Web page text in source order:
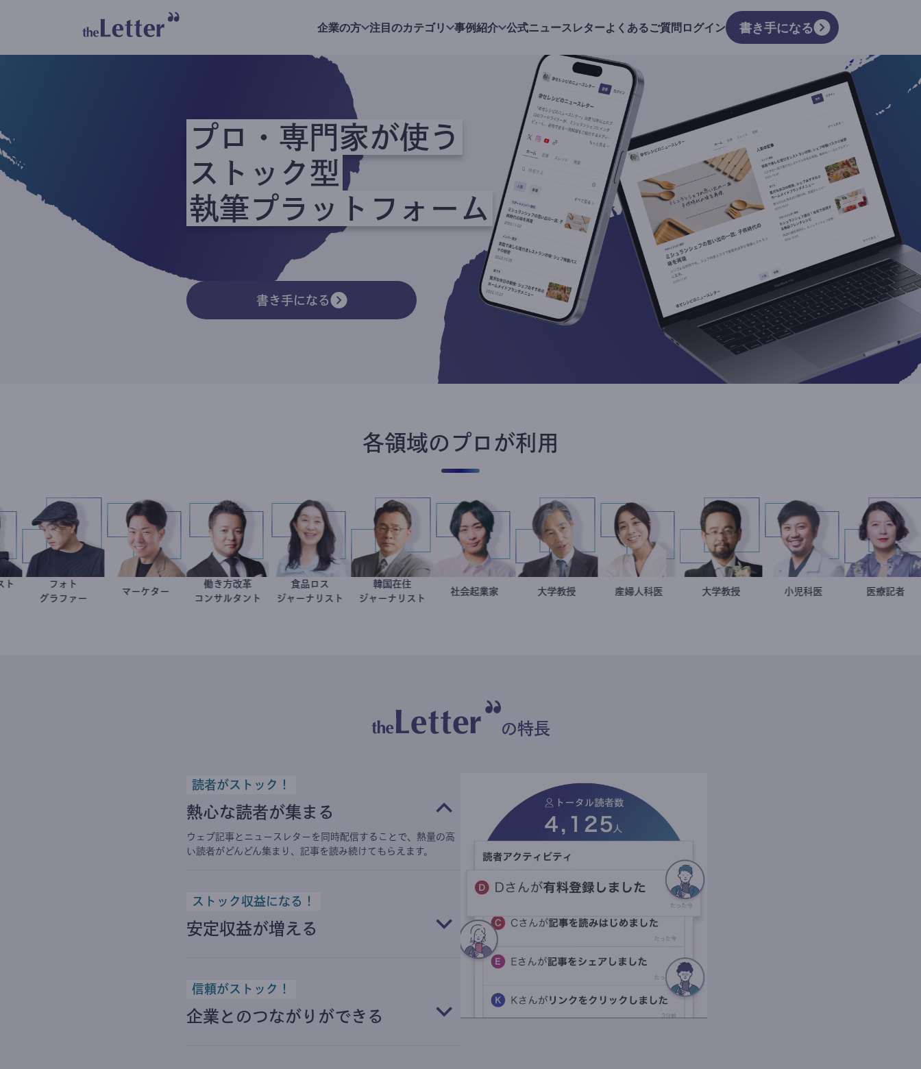
企業の方 注目のカテゴリ 事例紹介 公式ニュースレターよくあるご質問ログイン 書き手になる
プロ・専門家が使う
ストック型
執筆プラットフォーム
書き手になる
各領域のプロが利用
木エイト
ーナリスト
グラファー
室谷良平
マーケター
働き方改革
コンサルタント
井出留美
食品ロス
ジャーナリスト
韓国在住
ジャーナリスト
駒崎弘樹
社会起業家 加藤忠史
大学教授 稲葉可奈子
産婦人科医 金谷一朗
大学教授 今西洋介
小児科医 岩
医
の特長
読者がストック！
熱心な読者が集まる
ウェブ記事とニュースレターを同時配信することで、熱量の高
い読者がどんどん集まり、記事を読み続けてもらえます。
ストック収益になる！
安定収益が増える
信頼がストック！
企業とのつながりができる